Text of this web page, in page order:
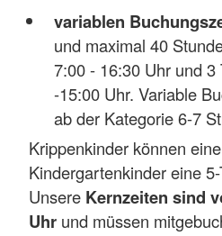
variablen
und maximal 40
7:00 - 16:30 Uhr und 3
-15:00 Uhr. Variable
ab der Kategorie 6-7
Krippenkinder können
Kindergartenkinder eine
Unsere Kernzeiten sind
Uhr und müssen